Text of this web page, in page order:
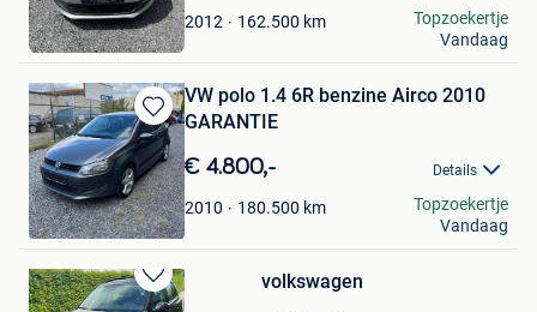
Favorieten
2012 162.500 km
CarsPelt
Neerpelt
Topzoekertje
Vandaag
Bewaren
in
Mijn
Favorieten
VW polo 1.4 6R benzine Airco 2010
GARANTIE
€ 4.800,- Details
2010 180.500 km
CarsPelt
Neerpelt
Topzoekertje
Vandaag
Bewaren
volkswagen